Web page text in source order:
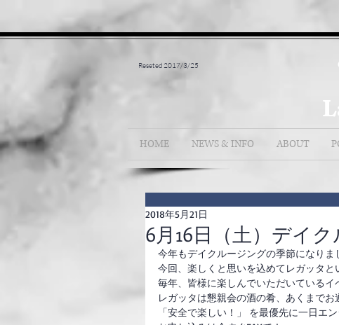
Reseted 2017/3/25
HOME NEWS & INFO ABOUT
6月16日（土）デイ
2018年5月21日
今年もデイクルージングの季節になりま
今回、楽しくと思いを込めてレガッタと
毎年、皆様に楽しんでいただいているイ
レガッタは懇親会の酒の肴、あくまで
「安全で楽しい！」 を最優先に一日エ